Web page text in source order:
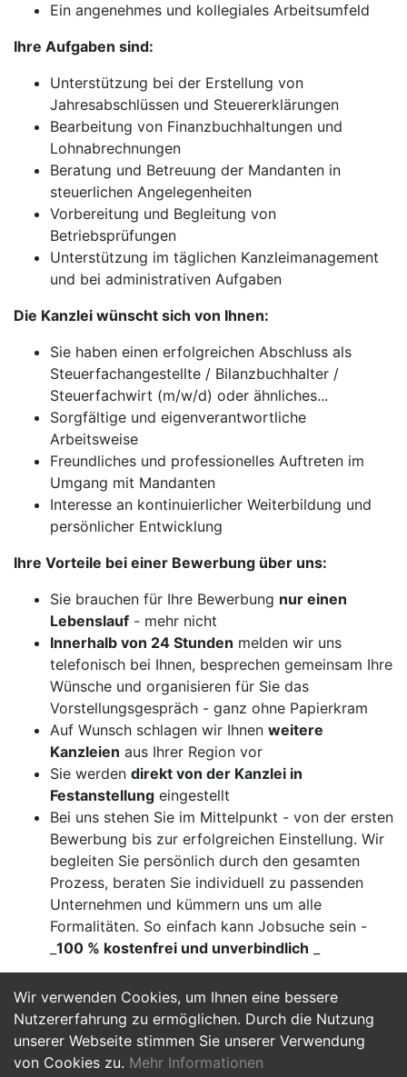
Wir verwenden Cookies, um Ihnen eine bessere
Nutzererfahrung zu ermöglichen. Durch die Nutzung
unserer Webseite stimmen Sie unserer Verwendung
von Cookies zu. Mehr Informationen
Ein angenehmes und kollegiales Arbeitsumfeld
Ihre Aufgaben sind:
Unterstützung bei der Erstellung von
Jahresabschlüssen und Steuererklärungen
Bearbeitung von Finanzbuchhaltungen und
Lohnabrechnungen
Beratung und Betreuung der Mandanten in
steuerlichen Angelegenheiten
Vorbereitung und Begleitung von
Betriebsprüfungen
Unterstützung im täglichen Kanzleimanagement
und bei administrativen Aufgaben
Die Kanzlei wünscht sich von Ihnen:
Sie haben einen erfolgreichen Abschluss als
Steuerfachangestellte / Bilanzbuchhalter /
Steuerfachwirt (m/w/d) oder ähnliches...
Sorgfältige und eigenverantwortliche
Arbeitsweise
Freundliches und professionelles Auftreten im
Umgang mit Mandanten
Interesse an kontinuierlicher Weiterbildung und
persönlicher Entwicklung
Ihre Vorteile bei einer Bewerbung über uns:
Sie brauchen für Ihre Bewerbung nur einen
Lebenslauf - mehr nicht
Innerhalb von 24 Stunden melden wir uns
telefonisch bei Ihnen, besprechen gemeinsam Ihre
Wünsche und organisieren für Sie das
Vorstellungsgespräch - ganz ohne Papierkram
Auf Wunsch schlagen wir Ihnen weitere
Kanzleien aus Ihrer Region vor
Sie werden direkt von der Kanzlei in
Festanstellung eingestellt
Bei uns stehen Sie im Mittelpunkt - von der ersten
Bewerbung bis zur erfolgreichen Einstellung. Wir
begleiten Sie persönlich durch den gesamten
Prozess, beraten Sie individuell zu passenden
Unternehmen und kümmern uns um alle
Formalitäten. So einfach kann Jobsuche sein -
100 % kostenfrei und unverbindlich
Jetzt Bewerben